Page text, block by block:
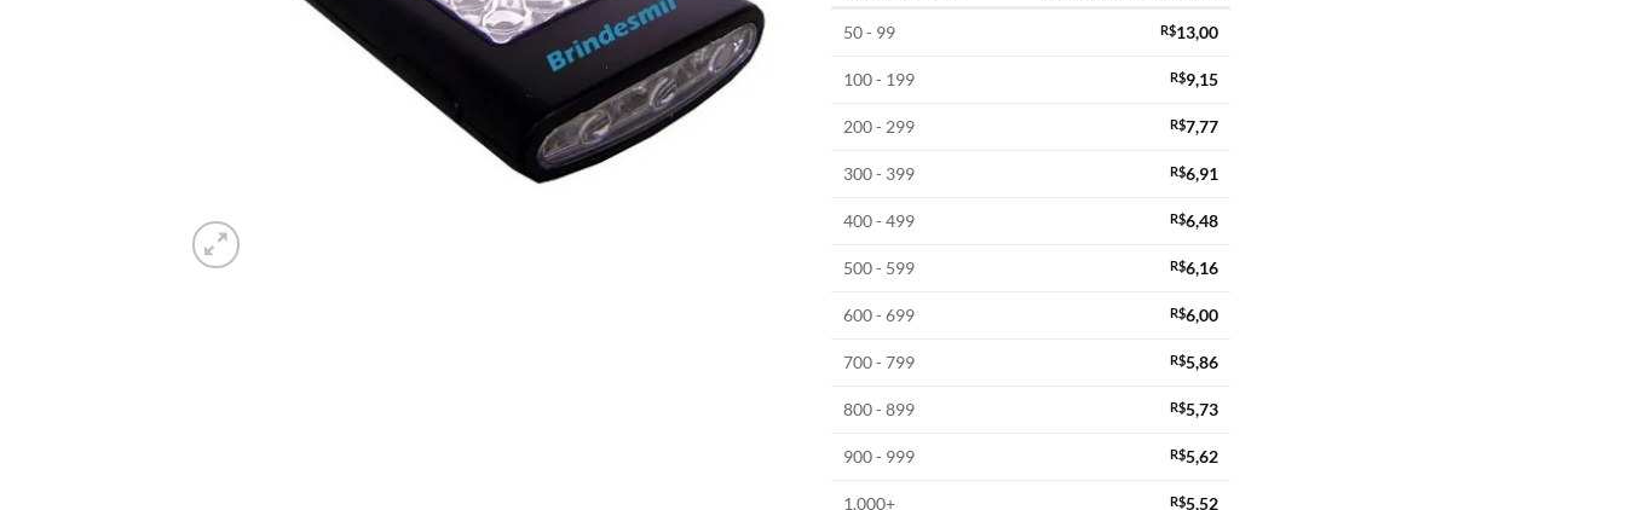
50 - 99 R$13,00
100 - 199 R$9,15
200 - 299 R$7,77
300 - 399 R$6,91
400 - 499 R$6,48
500 - 599 R$6,16
600 - 699 R$6,00
700 - 799 R$5,86
800 - 899 R$5,73
900 - 999 R$5,62
1.000+ R$5,52